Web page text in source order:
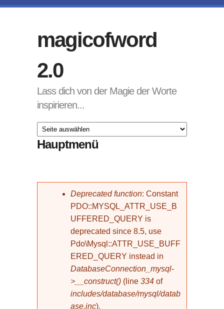
magicofword
2.0
Lass dich von der Magie der Worte
inspirieren...
Hauptmenü
Fehlermeldung
Deprecated function: Constant
PDO::MYSQL_ATTR_USE_B
UFFERED_QUERY is
deprecated since 8.5, use
Pdo\Mysql::ATTR_USE_BUFF
ERED_QUERY instead in
DatabaseConnection_mysql-
>__construct() (line 334 of
includes/database/mysql/datab
ase.inc).